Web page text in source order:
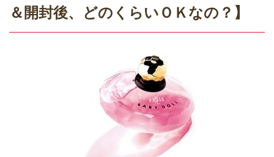
＆開封後、どのくらいＯＫなの？】